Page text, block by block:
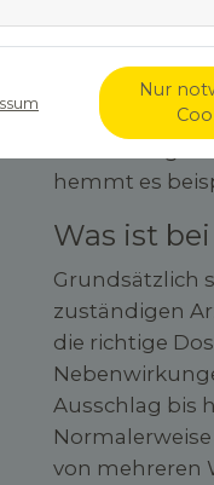
Auftreten von
Form einer
Dosierung
hemmt es
Was ist
Grundsätzlich
zuständigen
die richtige
Ausschlag bis
von mehreren
Nur